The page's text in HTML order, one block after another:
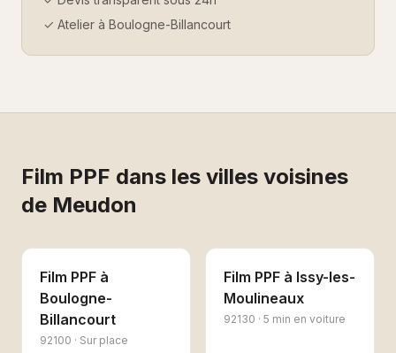
✓ Atelier à Boulogne-Billancourt
Film PPF dans les villes voisines
de Meudon
Film PPF à
Boulogne-
Billancourt
92100 · Sur place
Film PPF à Issy-les-
Moulineaux
92130 · 5 min en voiture